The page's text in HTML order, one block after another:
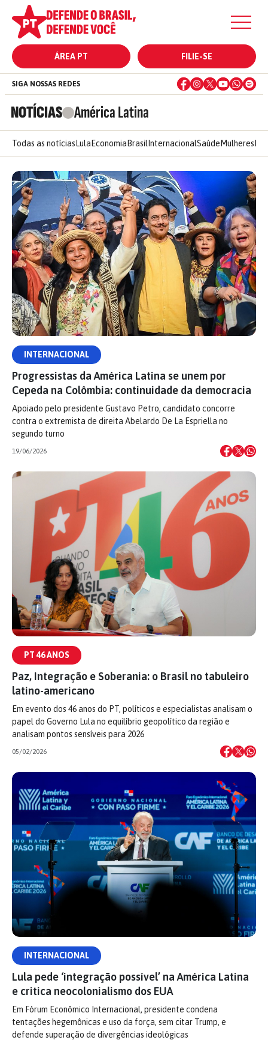
ÁREA PT FILIE-SE
NOTÍCIAS América Latina
SIGA NOSSAS REDES
Todas as notícias Lula Economia Brasil InternacionalSaúde Mulheres
INTERNACIONAL
Progressistas da América Latina se unem por
Cepeda na Colômbia: continuidade da democracia
Apoiado pelo presidente Gustavo Petro, candidato concorre
contra o extremista de direita Abelardo De La Espriella no
segundo turno
19/06/2026
PT 46 ANOS
Paz, Integração e Soberania: o Brasil no tabuleiro
latino-americano
Em evento dos 46 anos do PT, políticos e especialistas analisam o
papel do Governo Lula no equilíbrio geopolítico da região e
analisam pontos sensíveis para 2026
05/02/2026
INTERNACIONAL
Lula pede ‘integração possível’ na América Latina
e critica neocolonialismo dos EUA
Em Fórum Econômico Internacional, presidente condena
tentações hegemônicas e uso da força, sem citar Trump, e
defende superação de divergências ideológicas